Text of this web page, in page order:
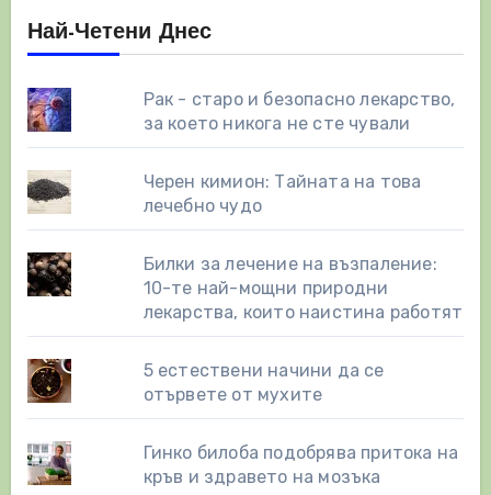
Най-Четени Днес
Рак - старо и безопасно лекарство,
за което никога не сте чували
Черен кимион: Тайната на това
лечебно чудо
Билки за лечение на възпаление:
10-те най-мощни природни
лекарства, които наистина работят
5 естествени начини да се
отървете от мухите
Гинко билоба подобрява притока на
кръв и здравето на мозъка